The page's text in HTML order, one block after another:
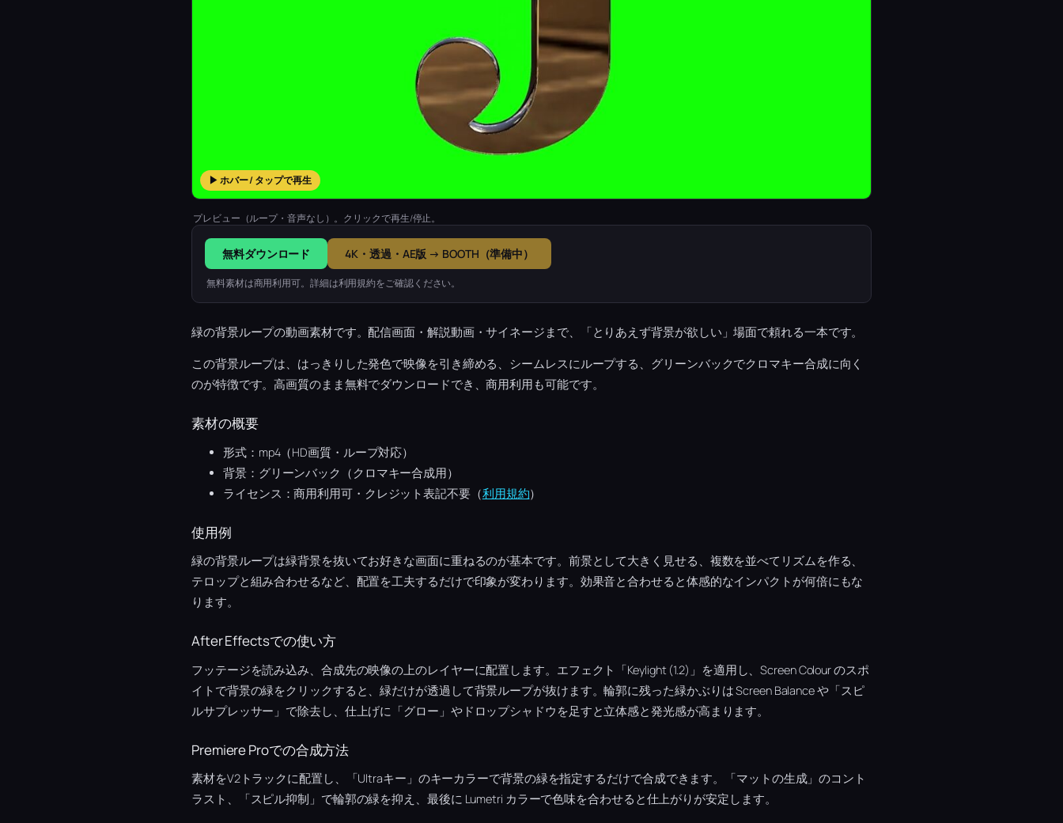
▶ ホバー / タップで再生
プレビュー（ループ・音声なし）。クリックで再生/停止。
無料ダウンロード 4K・透過・AE版 → BOOTH（準備中）
無料素材は商用利用可。詳細は利用規約をご確認ください。
緑の背景ループの動画素材です。配信画面・解説動画・サイネージまで、「とりあえず背景が欲しい」場面で頼れる一本です。
この背景ループは、はっきりした発色で映像を引き締める、シームレスにループする、グリーンバックでクロマキー合成に向く
のが特徴です。高画質のまま無料でダウンロードでき、商用利用も可能です。
素材の概要
形式：mp4（HD画質・ループ対応）
背景：グリーンバック（クロマキー合成用）
ライセンス：商用利用可・クレジット表記不要（利用規約）
使用例
緑の背景ループは緑背景を抜いてお好きな画面に重ねるのが基本です。前景として大きく見せる、複数を並べてリズムを作る、
テロップと組み合わせるなど、配置を工夫するだけで印象が変わります。効果音と合わせると体感的なインパクトが何倍にもな
ります。
After Effectsでの使い方
フッテージを読み込み、合成先の映像の上のレイヤーに配置します。エフェクト「Keylight (1.2)」を適用し、Screen Colour のスポ
イトで背景の緑をクリックすると、緑だけが透過して背景ループが抜けます。輪郭に残った緑かぶりは Screen Balance や「スピ
ルサプレッサー」で除去し、仕上げに「グロー」やドロップシャドウを足すと立体感と発光感が高まります。
Premiere Proでの合成方法
素材をV2トラックに配置し、「Ultraキー」のキーカラーで背景の緑を指定するだけで合成できます。「マットの生成」のコント
ラスト、「スピル抑制」で輪郭の緑を抑え、最後に Lumetri カラーで色味を合わせると仕上がりが安定します。